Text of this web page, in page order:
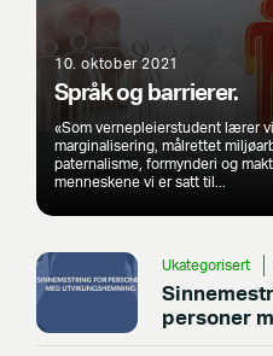
10. oktober 2021
Språk og barrierer.
«Som vernepleierstudent lærer
marginalisering, målrettet
paternalisme, formynderi og
menneskene vi er satt til...
Ukategorisert
personer